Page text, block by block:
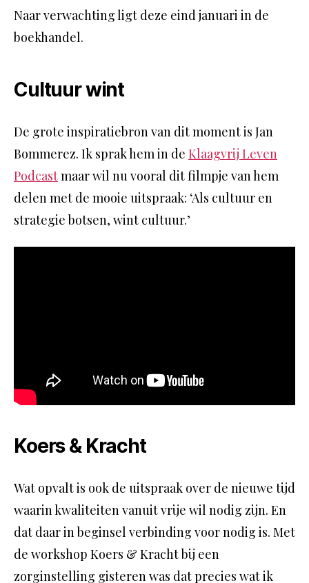
Naar verwachting ligt deze eind januari in de
boekhandel.
Cultuur wint
De grote inspiratiebron van dit moment is Jan
Bommerez. Ik sprak hem in de Klaagvrij Leven
Podcastmaar wil nu vooral dit filmpje van hem
delen met de mooie uitspraak: ‘Als cultuur en
strategie botsen, wint cultuur.’
Koers & Kracht
Wat opvalt is ook de uitspraak over de nieuwe tijd
waarin kwaliteiten vanuit vrije wil nodig zijn. En
dat daar in beginsel verbinding voor nodig is. Met
de workshop Koers & Kracht bij een
zorginstelling gisteren was dat precies wat ik